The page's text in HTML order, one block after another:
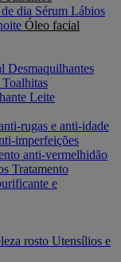
dia Sérum Lábios
Óleo facial
Desmaquilhantes
Toalhitas
Leite
rugas e anti-idade
imperfeições
anti-vermelhidão
Tratamento
e
rosto Utensílios e